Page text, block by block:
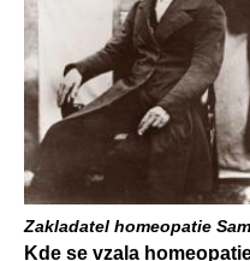
Zakladatel homeopatie
Kde se vzala